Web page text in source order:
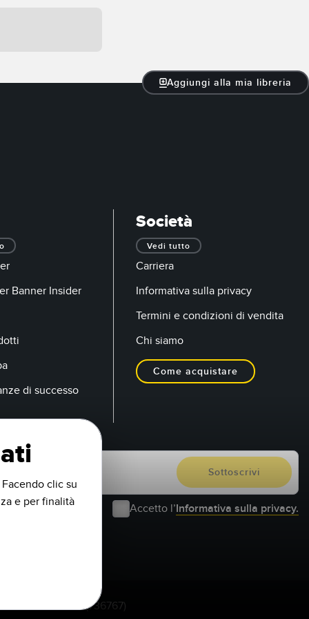
Aggiungi alla mia libreria
Banner Insider
di successo
Società
Vedi tutto
Carriera
Informativa sulla privacy
Termini e condizioni di vendita
Chi siamo
Come acquistare
Accetto l’Informativa sulla privacy.
1-888-3-SENSOR (736767)
clic su
e per finalità